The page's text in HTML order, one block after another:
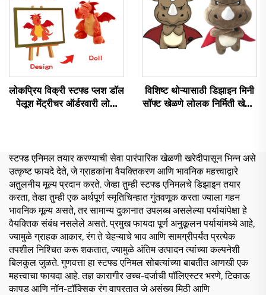
लोकप्रिय विक्री स्टफ्ड प्लश डॉल
पेलूश मेंट्रीचर ऑर्डरवारी लोगो
विशिष्ट थोऱ्यासाठी डिझाइन मिनी
सॉफ्ट खेळणे लोलक निर्मिती खेळणे
स्टफ्ड एनिमल तयार करण्याची सेवा पारंपारिक खेळणी खरेदीपासून भिन्न असे
उत्कृष्ट फायदे देते, जे ग्राहकांना वैयक्तिकरण आणि भावनिक महत्त्वाद्वारे
अतुलनीय मूल्य प्रदान करते. जेव्हा तुम्ही स्टफ्ड एनिमलचे डिझाइन तयार
करता, तेव्हा तुम्ही एक अर्थपूर्ण स्मृतिचिन्हात गुंतवणूक करता ज्याला गहन
भावनिक मूल्य असते, तर सामान्य दुकानात उपलब्ध असलेल्या पर्यायांपेक्षा हे
वैयक्तिक संबंध नसलेले असते. प्रमुख फायदा पूर्ण अनुकूलन पर्यायांमध्ये आहे,
ज्यामुळे ग्राहक आकार, रंग ते चेहऱ्याचे भाव आणि सामग्रीपर्यंत प्रत्येक
तपशील निश्चित करू शकतात, ज्यामुळे अंतिम उत्पादन त्यांच्या कल्पनेशी
बिलकुल जुळते. गुणवत्ता हा स्टफ्ड एनिमल सोबत्यांच्या बाबतीत आणखी एक
महत्त्वाचा फायदा आहे. तज्ञ कारागीर उच्च-दर्जाची पॉलिएस्टर भरणे, टिकाऊ
कापड आणि नॉन-टॉक्सिक रंग वापरतात जे असंख्य मिठी आणि